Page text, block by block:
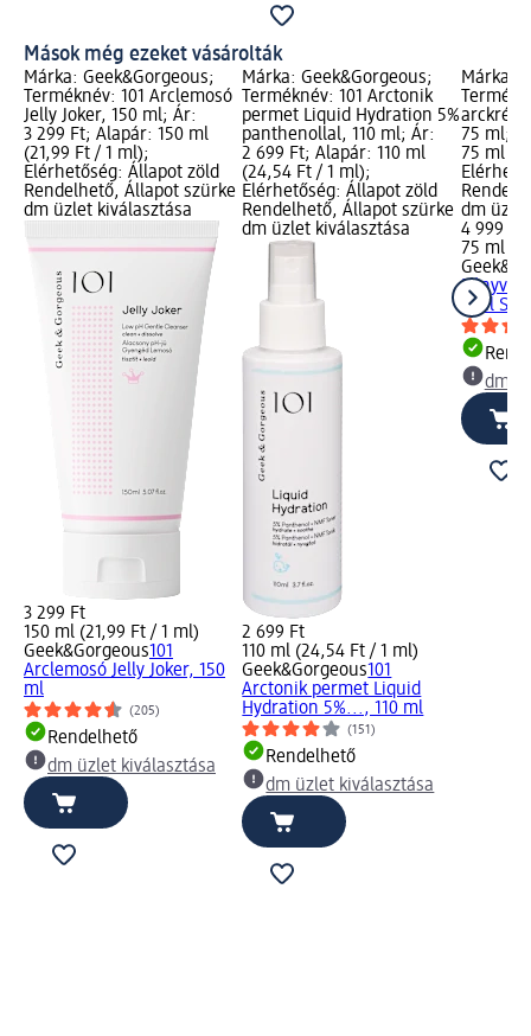
Mások még ezeket vásárolták
Márka: Geek&Gorgeous;
Terméknév: 101 Arclemosó
Jelly Joker, 150 ml; Ár:
3 299 Ft; Alapár: 150 ml
(21,99 Ft / 1 ml);
Elérhetőség: Állapot zöld
Rendelhető, Állapot szürke
dm üzlet kiválasztása
3 299 Ft
150 ml (21,99 Ft / 1 ml)
Geek&Gorgeous101
Arclemosó Jelly Joker, 150
ml
(205)
Rendelhető
dm üzlet kiválasztása
Márka: Geek&Gorgeous;
Terméknév: 101 Arctonik
permet Liquid Hydration 5%
panthenollal, 110 ml; Ár:
2 699 Ft; Alapár: 110 ml
(24,54 Ft / 1 ml);
Elérhetőség: Állapot zöld
Rendelhető, Állapot szürke
dm üzlet kiválasztása
2 699 Ft
110 ml (24,54 Ft / 1 ml)
Geek&Gorgeous101
Arctonik permet Liquid
Hydration 5%..., 110 ml
(151)
Rendelhető
dm üzlet kiválasztása
Márka:
arckrém
75 ml;
75 ml
dm
4 999 Ft
75 ml
Feel
dm